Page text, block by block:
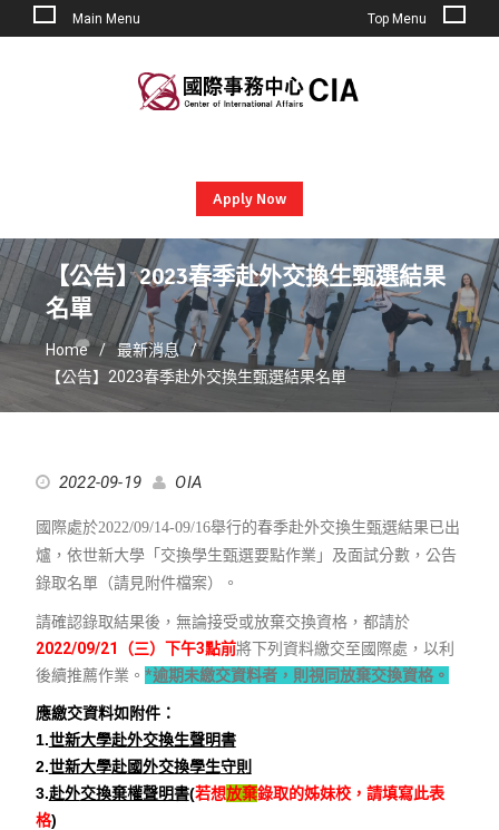
Main Menu Top Menu
Apply Now
【公告】2023春季赴外交換生甄選結果
名單
Home
最新消息
【公告】2023春季赴外交換生甄選結果名單
2022-09-19 OIA
國際處於2022/09/14-09/16舉行的春季赴外交換生甄選結果已出
爐，依世新大學「交換學生甄選要點作業」及面試分數，公告
錄取名單（請見附件檔案）。
請確認錄取結果後，無論接受或放棄交換資格，都請於
2022/09/21（三）下午3點前將下列資料繳交至國際處，以利
後續推薦作業。 *逾期未繳交資料者，則視同放棄交換資格。
應繳交資料如附件：
1.世新大學赴外交換生聲明書
2.世新大學赴國外交換學生守則
3.赴外交換棄權聲明書(若想放棄錄取的姊妹校，請填寫此表
格)